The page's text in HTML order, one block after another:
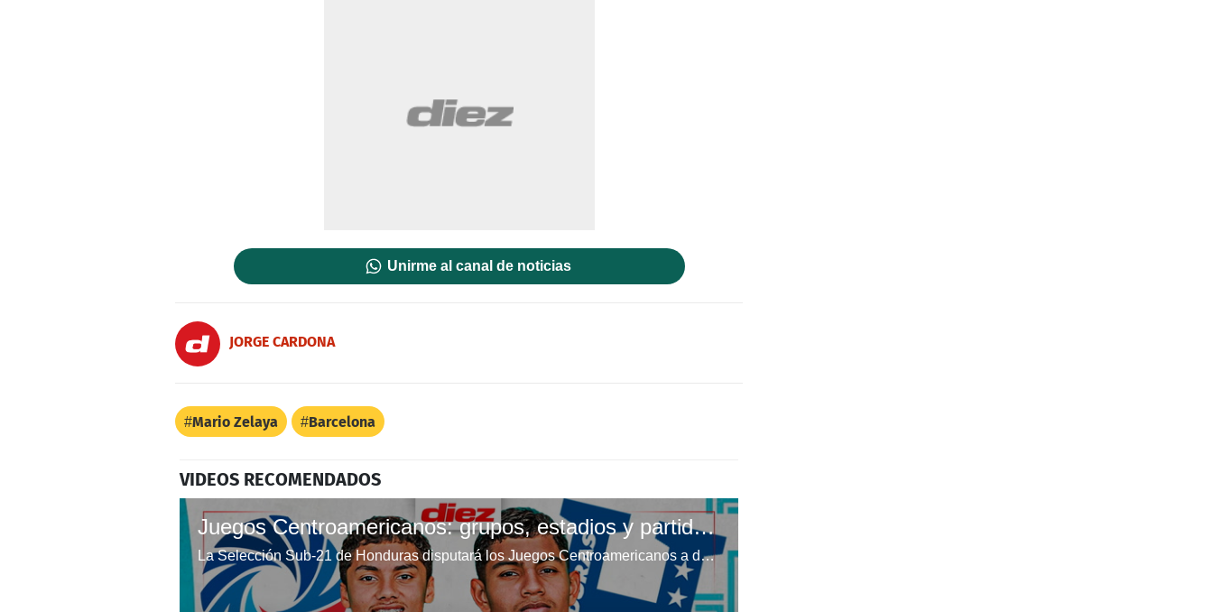
Unirme al canal de noticias
JORGE CARDONA
Mario Zelaya Barcelona
VIDEOS RECOMENDADOS
Juegos Centroamericanos: grupos, estadios y partidos de la Selección de Honduras
La Selección Sub-21 de Honduras disputará los Juegos Centroamericanos a desarrollarse en Guatemala. Claudia Torres nos brinda todos los detalles acerca de los estadios, grupos y rivales de la Bicolor.